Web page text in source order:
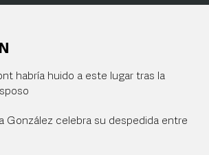
habría huido a este lugar tras la
González celebra su despedida entre